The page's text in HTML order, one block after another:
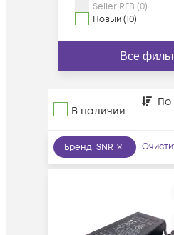
Seller RFB (0)
Новый (10)
Все
В наличии
По
Бренд: SNR